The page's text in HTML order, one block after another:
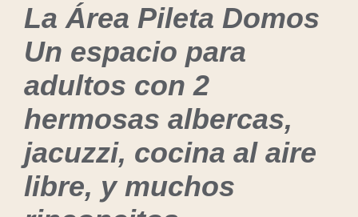
La Área Pileta Domos
Un espacio para
adultos con 2
hermosas albercas,
jacuzzi, cocina al aire
libre, y muchos